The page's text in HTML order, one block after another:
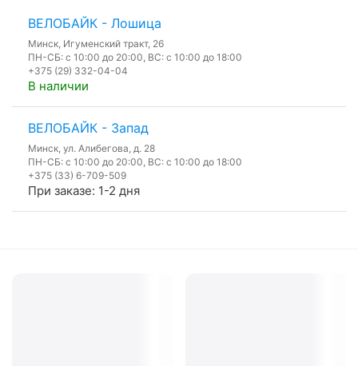
ВЕЛОБАЙК - Лошица
Минск, Игуменский тракт, 26
ПН-СБ: с 10:00 до 20:00, ВС: с 10:00 до 18:00
+375 (29) 332-04-04
В наличии
ВЕЛОБАЙК - Запад
Минск, ул. Алибегова, д. 28
ПН-СБ: с 10:00 до 20:00, ВС: с 10:00 до 18:00
+375 (33) 6-709-509
При заказе: 1-2 дня